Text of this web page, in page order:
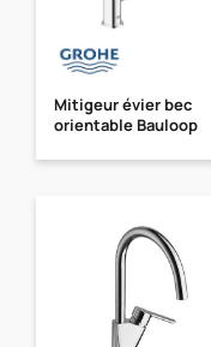
Mitigeur évier bec
orientable Bauloop